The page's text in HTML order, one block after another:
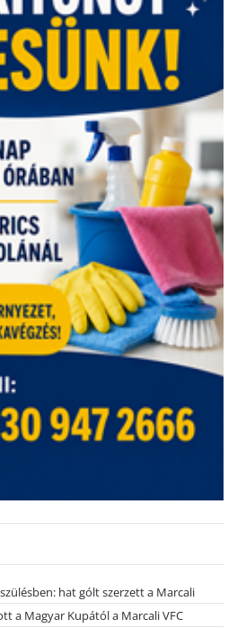
hat gólt szerzett a Marcali
a Magyar Kupától a Marcali VFC